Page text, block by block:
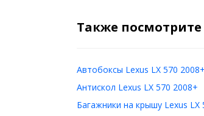
Также
Автобоксы Lexus LX 570 2008+
Антискол Lexus LX 570 2008+
Багажники на крышу Lexus LX